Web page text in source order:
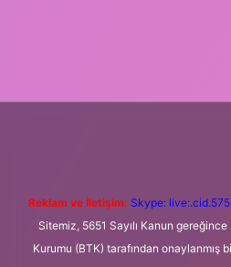
Reklam ve İletişim: Skype:
Sitemiz, 5651 Sayılı Kanun
Kurumu (BTK) tarafından onaylanmış